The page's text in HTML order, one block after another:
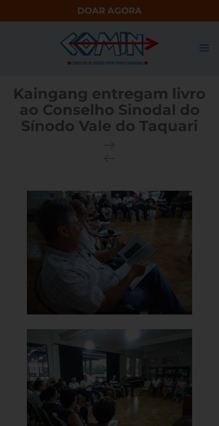
DOAR AGORA
Kaingang entregam livro
ao Conselho Sinodal do
Sínodo Vale do Taquari